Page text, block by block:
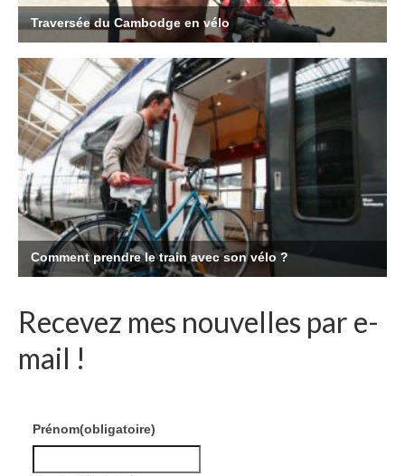
Recevez mes nouvelles par e-
mail !
Prénom(obligatoire)